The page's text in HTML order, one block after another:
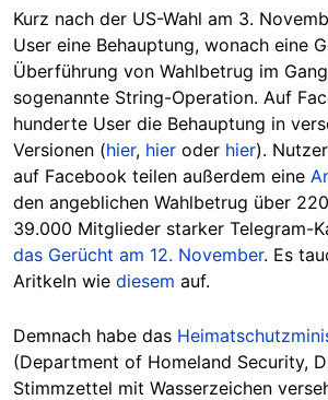
Kurz nach der US-Wahl am 3.
User eine Behauptung, wonach eine
Überführung von Wahlbetrug im
sogenannte String-Operation. Auf
hunderte User die Behauptung in
Versionen (hier, hier oder hier).
auf Facebook teilen außerdem eine
den angeblichen Wahlbetrug über
39.000 Mitglieder starker Telegram-
das Gerücht am 12. November. Es
Aritkeln wie diesem auf.
Demnach habe das
(Department of Homeland Security,
Stimmzettel mit Wasserzeichen